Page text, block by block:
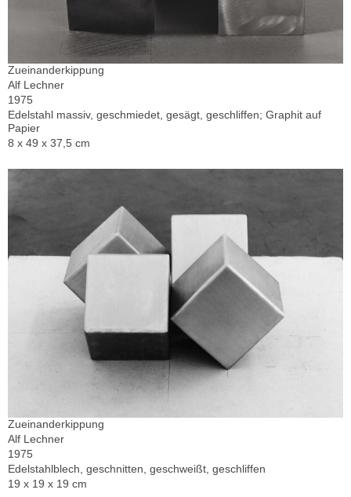
Zueinanderkippung
Alf Lechner
1975
Edelstahl massiv, geschmiedet, gesägt, geschliffen; Graphit auf
Papier
8 x 49 x 37,5 cm
Zueinanderkippung
Alf Lechner
1975
Edelstahlblech, geschnitten, geschweißt, geschliffen
19 x 19 x 19 cm